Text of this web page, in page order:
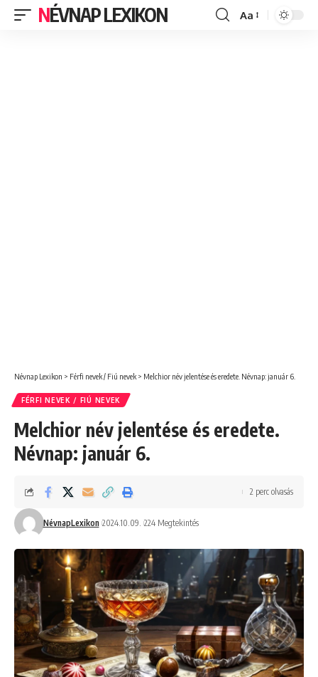
NÉVNAP LEXIKON
Font
Aa
Névnap Lexikon > Férfi nevek / Fiú nevek > Melchior név jelentése és eredete. Névnap: január 6.
FÉRFI NEVEK / FIÚ NEVEK
Melchior név jelentése és eredete.
Névnap: január 6.
NévnapLexikon 2024.10.09. 224 Megtekintés
2 perc olvasás